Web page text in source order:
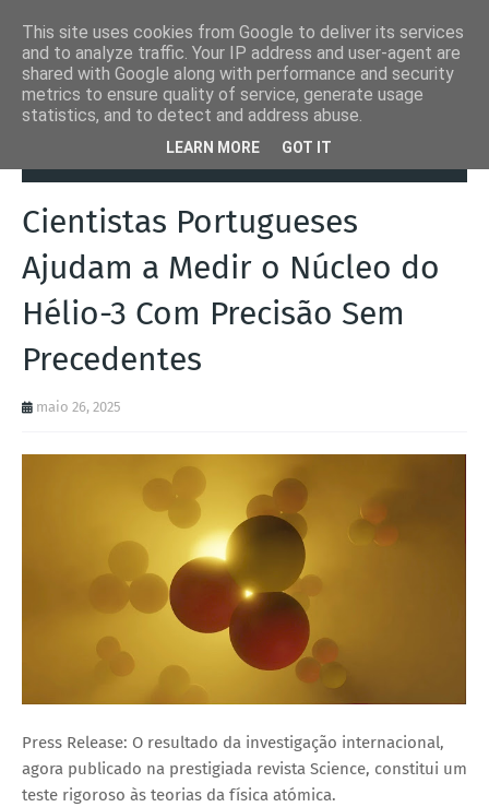
Coimbra
Cientistas Portugueses Ajudam a Medir o
Cientistas Portugueses
Ajudam a Medir o Núcleo do
Hélio-3 Com Precisão Sem
Precedentes
maio 26, 2025
Press Release: O resultado da investigação internacional,
agora publicado na prestigiada revista Science, constitui um
teste rigoroso às teorias da física atómica.
This site uses cookies from Google to deliver its services
and to analyze traffic. Your IP address and user-agent are
shared with Google along with performance and security
metrics to ensure quality of service, generate usage
statistics, and to detect and address abuse.
LEARN MORE GOT IT